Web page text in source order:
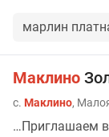
Маклино
с. Маклино,
…Приглашаем